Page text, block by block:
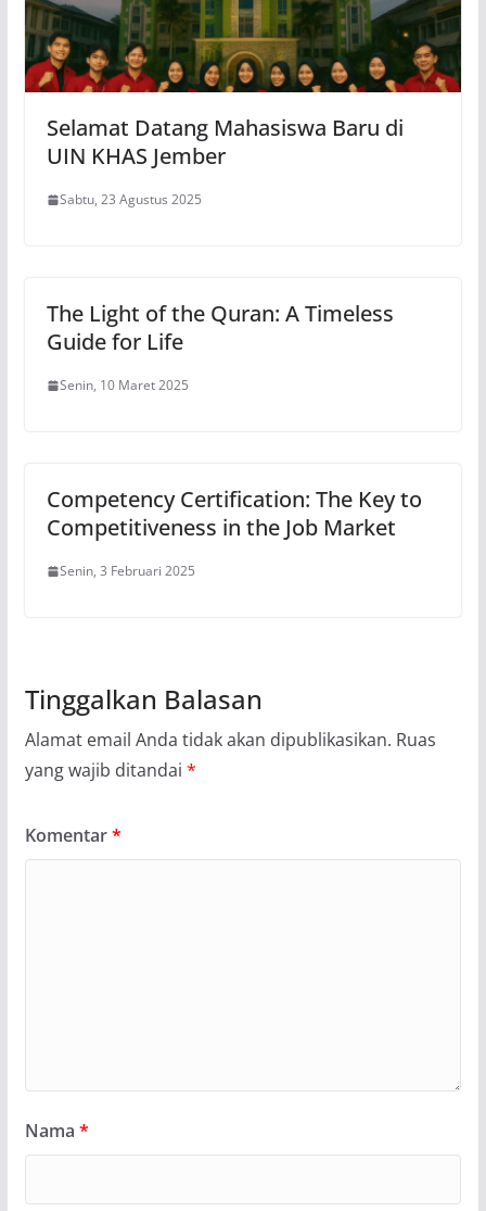
Selamat Datang Mahasiswa Baru di
UIN KHAS Jember
Sabtu, 23 Agustus 2025
The Light of the Quran: A Timeless
Guide for Life
Senin, 10 Maret 2025
Competency Certification: The Key to
Competitiveness in the Job Market
Senin, 3 Februari 2025
Tinggalkan Balasan
Alamat email Anda tidak akan dipublikasikan. Ruas
yang wajib ditandai *
Komentar*
Nama *